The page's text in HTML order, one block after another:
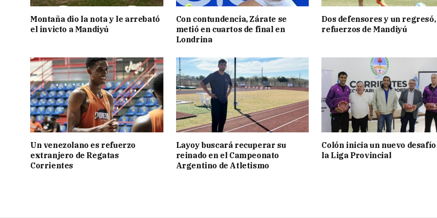
Montaña dio la nota y le arrebató
el invicto a Mandiyú
Con contundencia, Zárate se
metió en cuartos de final en
Londrina
Dos defensores y un regresó,
refuerzos de Mandiyú
Un venezolano es refuerzo
extranjero de Regatas
Corrientes
Layoy buscará recuperar su
reinado en el Campeonato
Argentino de Atletismo
Colón inicia un nuevo
la Liga Provincial